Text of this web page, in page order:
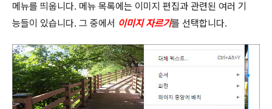
메뉴를 띄웁니다. 메뉴 목록에는 이미지 편집과 관련된 여러 기
능들이 있습니다. 그 중에서 이미지 자르기를 선택합니다.